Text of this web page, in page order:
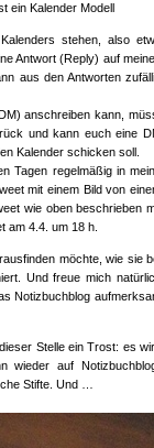
ein Kalender Modell
stehen, also
Antwort (Reply) auf
aus den Antworten
anschreiben kann,
und kann euch eine
Kalender schicken soll.
Tagen regelmäßig in
mit einem Bild von
wie oben beschrieben
am 4.4. um 18 h.
möchte, wie sie
Und freue mich
Notizbuchblog
Stelle ein Trost: es
wieder auf
Stifte. Und …